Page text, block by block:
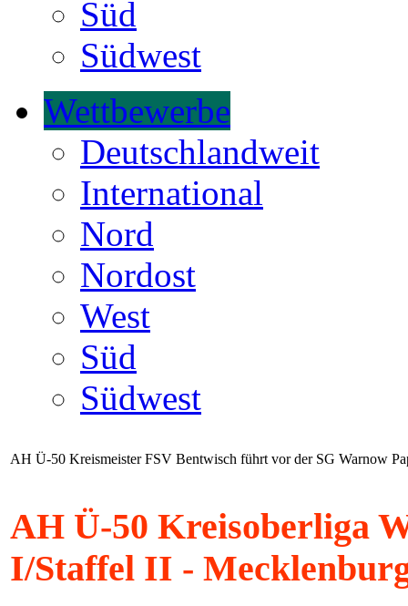
Süd
Südwest
Wettbewerbe
Deutschlandweit
International
Nord
Nordost
West
Süd
Südwest
AH Ü-50 Kreismeister FSV Bentwisch führt vor der SG Warnow
AH Ü-50 Kreisoberliga
I/Staffel II -